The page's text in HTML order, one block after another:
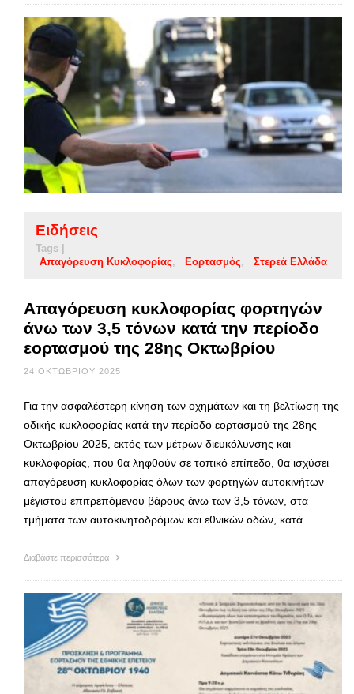
Ειδήσεις
Tags |
Απαγόρευση Κυκλοφορίας
Εορτασμός Στερεά Ελλάδα
Απαγόρευση κυκλοφορίας φορτηγών
άνω των 3,5 τόνων κατά την περίοδο
εορτασμού της 28ης Οκτωβρίου
24 ΟΚΤΩΒΡΊΟΥ 2025
Για την ασφαλέστερη κίνηση των οχημάτων και τη βελτίωση της
οδικής κυκλοφορίας κατά την περίοδο εορτασμού της 28ης
Οκτωβρίου 2025, εκτός των μέτρων διευκόλυνσης και
κυκλοφορίας, που θα ληφθούν σε τοπικό επίπεδο, θα ισχύσει
απαγόρευση κυκλοφορίας όλων των φορτηγών αυτοκινήτων
μέγιστου επιτρεπόμενου βάρους άνω των 3,5 τόνων, στα
τμήματα των αυτοκινητοδρόμων και εθνικών οδών, κατά …
Διαβάστε περισσότερα